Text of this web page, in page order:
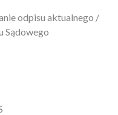
odpisu aktualnego /
Sądowego